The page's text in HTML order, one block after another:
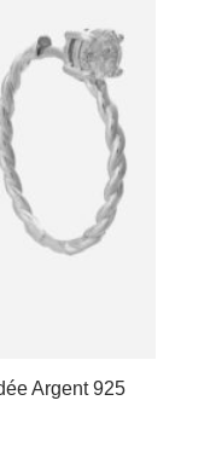
Argent 925